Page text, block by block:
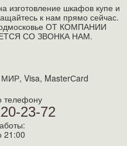
изготовление шкафов купе и
к нам прямо сейчас.
ОТ КОМПАНИИ
СО ЗВОНКА НАМ.
Visa, MasterСard
телефону
23-72
21:00